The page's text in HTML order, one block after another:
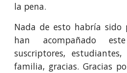
la pena.
Nada de esto habría sido
han acompañado
suscriptores,
familia, gracias. Gracias